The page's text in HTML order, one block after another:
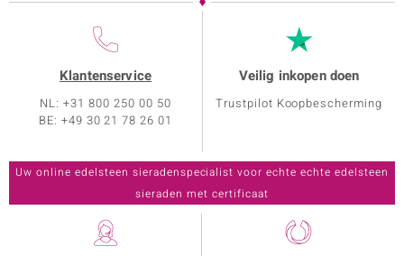
Klantenservice
NL: +31 800 250 00 50
BE: +49 30 21 78 26 01
Veilig inkopen doen
Trustpilot Koopbescherming